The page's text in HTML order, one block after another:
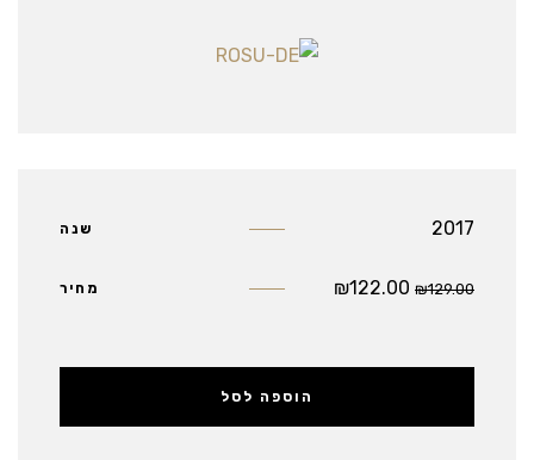
שנה 2017
מחיר ₪129.00
₪122.00
הוספה לסל